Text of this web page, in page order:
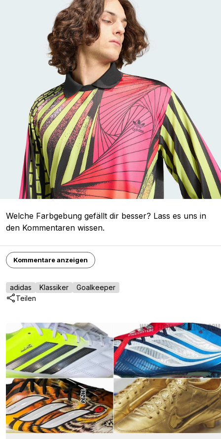
Welche Farbgebung gefällt dir besser? Lass es uns in
den Kommentaren wissen.
Kommentare anzeigen
adidas Klassiker
Goalkeeper
Teilen